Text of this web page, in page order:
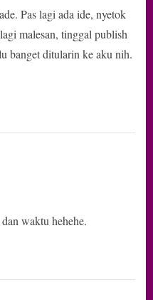
Pas lagi ada ide, nyetok
malesan, tinggal publish
banget ditularin ke aku nih.
waktu hehehe.